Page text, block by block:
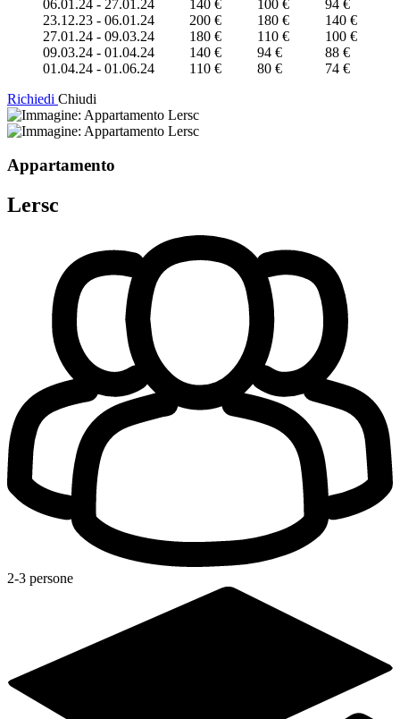
06.01.24 - 27.01.24
140 € 100 €
94 €
23.12.23 - 06.01.24
200 € 180 €
140 €
27.01.24 - 09.03.24
180 € 110 €
100 €
09.03.24 - 01.04.24
140 € 94 €
88 €
01.04.24 - 01.06.24
110 € 80 €
74 €
Richiedi Chiudi
Appartamento
Lersc
2-3 persone